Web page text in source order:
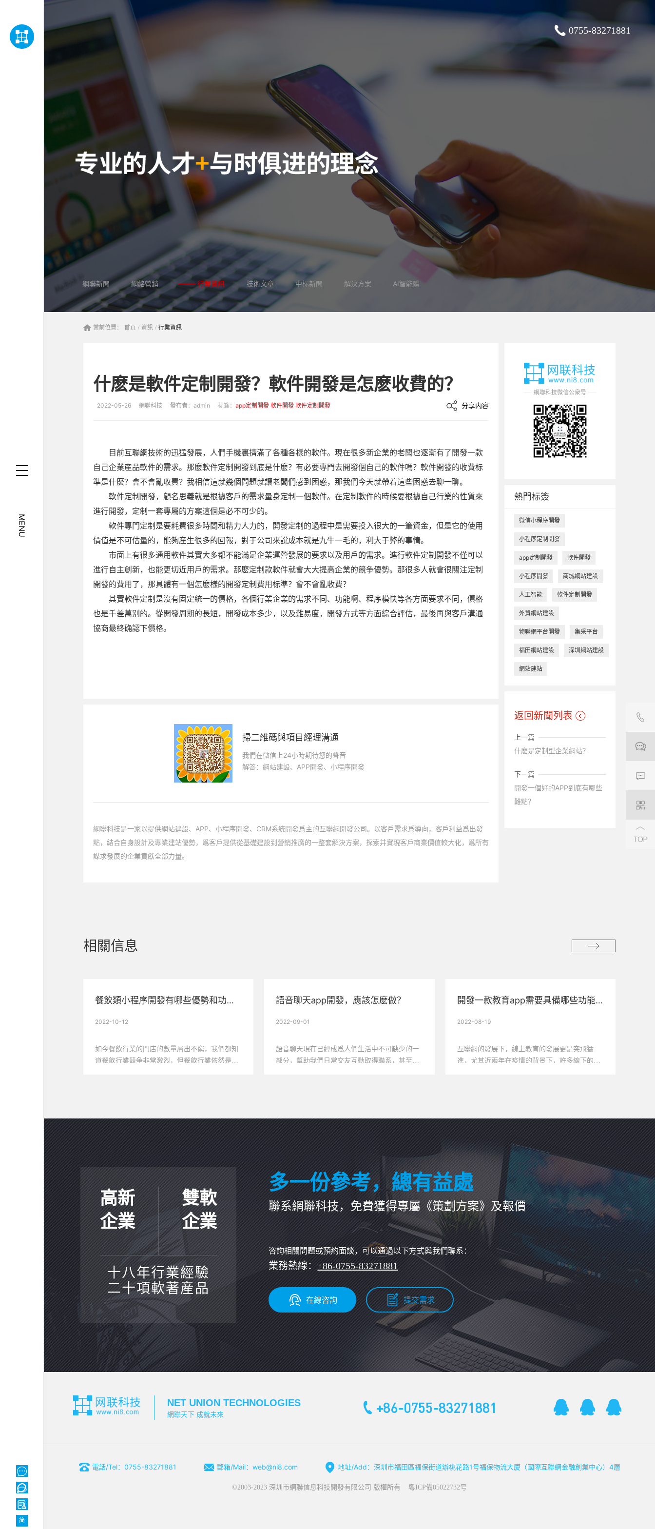
MENU
简
0755-83271881
網聯新聞 網絡營銷 行業資訊 技術文章 中标新聞 解決方案 AI智能體
當前位置： 首頁 / 資訊 / 行業資訊
什麽是軟件定制開發？軟件開發是怎麽收費的？
2022-05-26 網聯科技 發布者：admin 标簽：app定制開發 軟件開發 軟件定制開發 分享内容
目前互聯網技術的迅猛發展，人們手機裏擠滿了各種各樣的軟件。現在很多新企業的老闆也逐漸有了開發一款
自己企業産品軟件的需求。那麽軟件定制開發到底是什麽？有必要專門去開發個自己的軟件嗎？軟件開發的收費标
準是什麽？會不會亂收費？我相信這就幾個問題就讓老闆們感到困惑，那我們今天就帶着這些困惑去聊一聊。
軟件定制開發，顧名思義就是根據客戶的需求量身定制一個軟件。在定制軟件的時候要根據自己行業的性質來
進行開發，定制一套專屬的方案這個是必不可少的。
軟件專門定制是要耗費很多時間和精力人力的，開發定制的過程中是需要投入很大的一筆資金，但是它的使用
價值是不可估量的，能夠産生很多的回報，對于公司來說成本就是九牛一毛的，利大于弊的事情。
市面上有很多通用軟件其實大多都不能滿足企業運營發展的要求以及用戶的需求。進行軟件定制開發不僅可以
進行自主創新，也能更切近用戶的需求。那麽定制款軟件就會大大提高企業的競争優勢。那很多人就會很關注定制
開發的費用了，那具體有一個怎麽樣的開發定制費用标準？會不會亂收費？
其實軟件定制是沒有固定統一的價格，各個行業企業的需求不同、功能啊、程序模快等各方面要求不同，價格
也是千差萬别的。從開發周期的長短，開發成本多少，以及難易度，開發方式等方面綜合評估，最後再與客戶溝通
協商最終确認下價格。
掃二維碼與項目經理溝通
我們在微信上24小時期待您的聲音
解答：網站建設、APP開發、小程序開發
網聯科技是一家以提供網站建設、APP、小程序開發、CRM系統開發爲主的互聯網開發公司。以客戶需求爲導向，客戶利益爲出發
點，結合自身設計及專業建站優勢，爲客戶提供從基礎建設到營銷推廣的一整套解決方案，探索并實現客戶商業價值較大化，爲所有
謀求發展的企業貢獻全部力量。
網聯科技微信公衆号
熱門标簽
微信小程序開發
小程序定制開發
app定制開發 軟件開發
小程序開發 商城網站建設
人工智能 軟件定制開發
外貿網站建設
物聯網平台開發 集采平台
福田網站建設 深圳網站建設
網站建站
返回新聞列表
上一篇
什麽是定制型企業網站？
下一篇
開發一個好的APP到底有哪些
難點？
相關信息
餐飲類小程序開發有哪些優勢和功能？
2022-10-12
如今餐飲行業的門店的數量層出不窮，我們都知
道餐飲行業競争非常激烈，但餐飲行業依然是當
語音聊天app開發，應該怎麽做？
2022-09-01
語音聊天現在已經成爲人們生活中不可缺少的一
部分，幫助我們日常交友互動取得聯系，甚至是
開發一款教育app需要具備哪些功能？
2022-08-19
互聯網的發展下，線上教育的發展更是突飛猛
進，尤其近兩年在疫情的背景下，許多線下的授
高新
企業
雙軟
企業
十八年行業經驗
二十項軟著産品
多一份參考，總有益處
聯系網聯科技，免費獲得專屬《策劃方案》及報價
咨詢相關問題或預約面談，可以通過以下方式與我們聯系：
業務熱線：+86-0755-83271881
在線咨詢 提交需求
NET UNION TECHNOLOGIES
網聯天下 成就未來 +86-0755-83271881
電話/Tel：0755-83271881 郵箱/Mail：web@ni8.com 地址/Add：深圳市福田區福保街道辦桃花路1号福保物流大廈（國際互聯網金融創業中心）4層
©2003-2023 深圳市網聯信息科技開發有限公司 版權所有 粵ICP備05022732号